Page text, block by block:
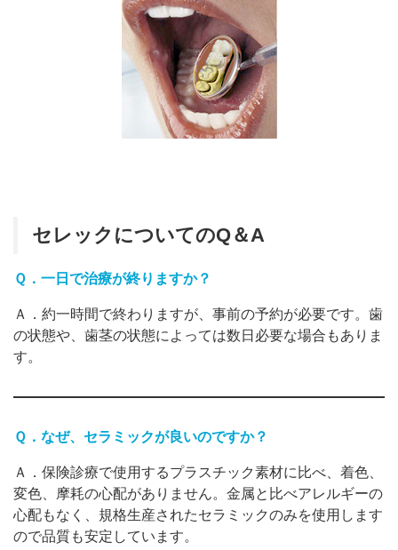
セレックについてのQ＆A
Ｑ．一日で治療が終りますか？
Ａ．約一時間で終わりますが、事前の予約が必要です。歯
の状態や、歯茎の状態によっては数日必要な場合もありま
す。
Ｑ．なぜ、セラミックが良いのですか？
Ａ．保険診療で使用するプラスチック素材に比べ、着色、
変色、摩耗の心配がありません。金属と比べアレルギーの
心配もなく、規格生産されたセラミックのみを使用します
ので品質も安定しています。